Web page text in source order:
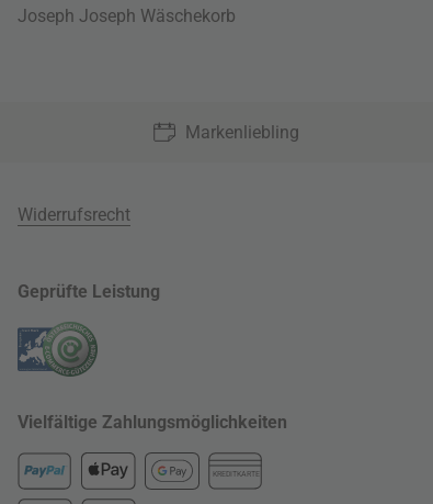
Joseph Joseph Wäschekorb
Markenliebling
Widerrufsrecht
Geprüfte Leistung
Vielfältige Zahlungsmöglichkeiten
KREDITKARTE